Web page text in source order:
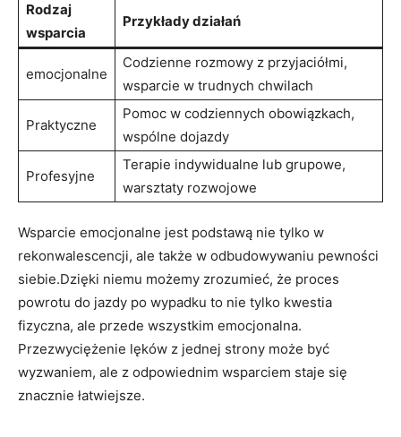
Rodzaj
wsparcia
Przykłady działań
emocjonalne
Codzienne rozmowy z przyjaciółmi,
wsparcie w​ trudnych chwilach
Praktyczne
Pomoc ⁤w codziennych obowiązkach,
wspólne dojazdy
Profesyjne
Terapie indywidualne lub grupowe,
⁤warsztaty rozwojowe
Wsparcie emocjonalne ⁢jest podstawą nie tylko ‍w
rekonwalescencji, ale ​także w odbudowywaniu pewności
siebie.Dzięki niemu możemy zrozumieć, ⁣że proces
powrotu do jazdy‌ po wypadku ⁢to nie tylko kwestia
fizyczna,‌ ale przede ⁣wszystkim emocjonalna.
Przezwyciężenie‍ lęków z jednej strony może być
wyzwaniem, ale z odpowiednim ​wsparciem staje‌ się
znacznie łatwiejsze.